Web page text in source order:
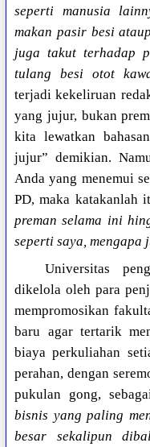
seperti manusia
makan pasir besi
juga takut terhadap
tulang besi otot
terjadi kekeliruan
yang jujur, bukan
kita lewatkan
jujur” demikian.
Anda yang menemui
PD, maka katakanlah
preman selama ini
seperti saya, mengapa
Universitas
dikelola oleh para
mempromosikan
baru agar tertarik
biaya perkuliahan
perahan, dengan
pukulan gong,
bisnis yang paling
besar sekalipun